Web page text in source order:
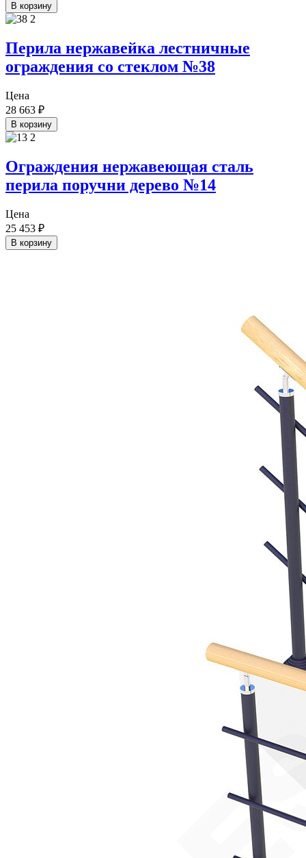
В корзину
Перила нержавейка лестничные
ограждения со стеклом №38
Цена
28 663 ₽
В корзину
Ограждения нержавеющая сталь
перила поручни дерево №14
Цена
25 453 ₽
В корзину